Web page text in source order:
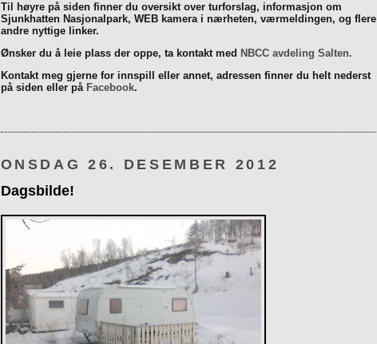
Til høyre på siden finner du oversikt over turforslag, informasjon om
Sjunkhatten Nasjonalpark, WEB kamera i nærheten, værmeldingen, og flere
andre nyttige linker.
Ønsker du å leie plass der oppe, ta kontakt med NBCC avdeling Salten.
Kontakt meg gjerne for innspill eller annet, adressen finner du helt nederst
på siden eller på Facebook.
ONSDAG 26. DESEMBER 2012
Dagsbilde!